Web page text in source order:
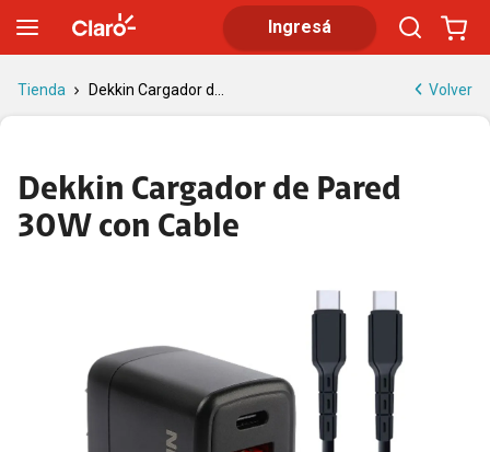
Ingresá
Tienda Dekkin Cargador d... Volver
Dekkin Cargador de Pared
30W con Cable
Dekkin Cargador de Pared 30W con Cable | Tienda Claro